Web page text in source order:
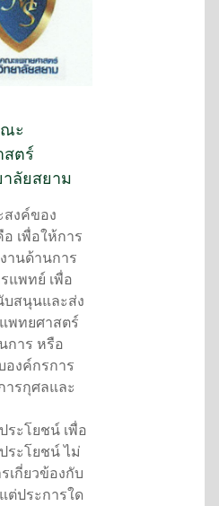
ะ
ตร์
ลัยสยาม
งค์ของ
เพื่อให้การ
านด้านการ
แพทย์ เพื่อ
บสนุนและส่ง
พทยศาสตร์
การ หรือ
องค์กรการ
ารกุศลและ
ะโยชน์ เพื่อ
ระโยชน์ ไม่
เกี่ยวข้องกับ
ต่ประการใด